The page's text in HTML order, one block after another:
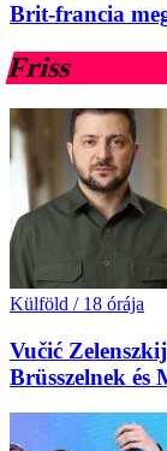
Brit-francia
Friss
Külföld / 18 órája
Vučić
Brüsszelnek és